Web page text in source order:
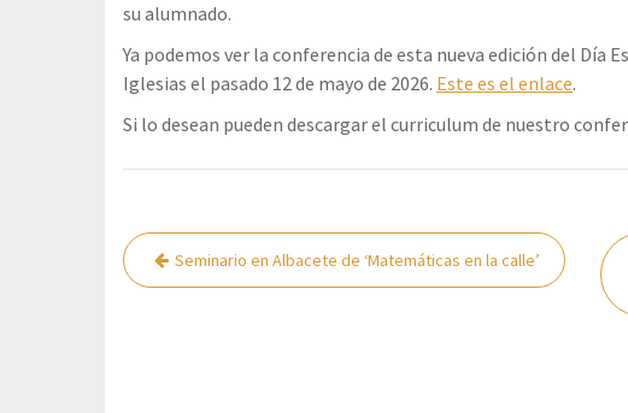
su alumnado.
Ya podemos ver la conferencia de esta nueva edición del Día
Iglesias el pasado 12 de mayo de 2026. Este es el enlace.
Si lo desean pueden descargar el curriculum de nuestro
Navegación
de
Seminario en Albacete de ‘Matemáticas en la calle’